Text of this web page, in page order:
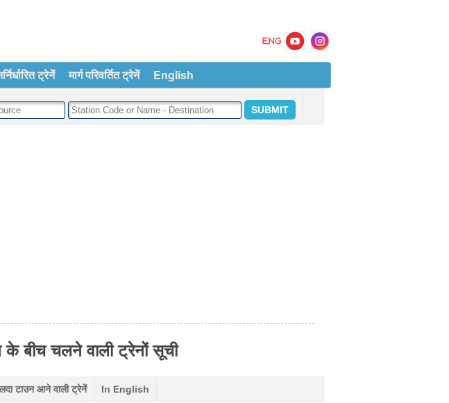
ट्रेनें मार्ग परिवर्तित ट्रेनें English
के बीच चलने वाली ट्रेनों सूची
टाउन आने वाली ट्रेनें In English